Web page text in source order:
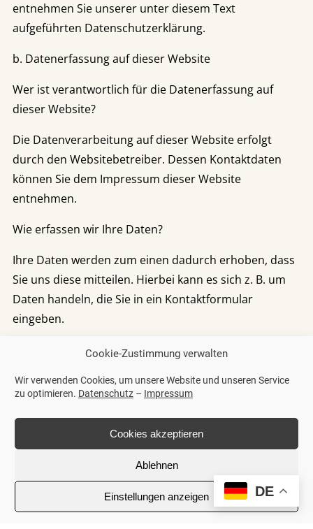
Cookie-Zustimmung verwalten
Wir verwenden Cookies, um unsere Website und unseren Service
zu optimieren. Datenschutz – Impressum
Cookies akzeptieren
Ablehnen
Einstellungen anzeigen
entnehmen Sie unserer unter diesem Text
aufgeführten Datenschutzerklärung.
b. Datenerfassung auf dieser Website
Wer ist verantwortlich für die Datenerfassung auf
dieser Website?
Die Datenverarbeitung auf dieser Website erfolgt
durch den Websitebetreiber. Dessen Kontaktdaten
können Sie dem Impressum dieser Website
entnehmen.
Wie erfassen wir Ihre Daten?
Ihre Daten werden zum einen dadurch erhoben, dass
Sie uns diese mitteilen. Hierbei kann es sich z. B. um
Daten handeln, die Sie in ein Kontaktformular
eingeben.
Andere Daten werden automatisch beim Besuch der
allem technische Daten (z. B. Internetbrowser,
Erfassung dieser Daten erfolgt automatisch, sobald
Sie diese Website betreten.
Wofür nutzen wir Ihre Daten?
Ein Teil der Daten wird erhoben, um eine fehlerfreie
DE